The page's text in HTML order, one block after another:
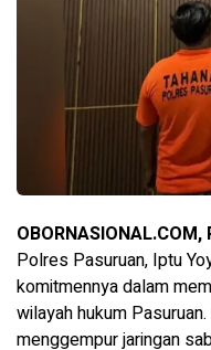
OBORNASIONAL.COM,
Polres Pasuruan, Iptu
komitmennya dalam
wilayah hukum
menggempur jaringan